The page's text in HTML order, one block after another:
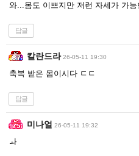
와...몸도 이쁘지만 저런 자세가 가
답글
칼란드라 26-05-11 19:30
축복 받은 몸이시다 ㄷㄷ
답글
미나얼 26-05-11 19:32
ㅘ